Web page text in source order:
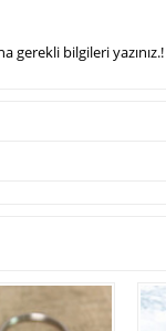
gerekli bilgileri yazınız.!